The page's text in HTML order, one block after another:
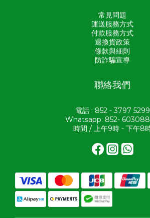
常見問題
運送服務方式
付款服務方式
退換貨政策
條款與細則
防詐騙宣導
聯絡我們
電話 : 852 - 3797 5299
Whatsapp: 852-
時間 / 上午9時 - 下午8